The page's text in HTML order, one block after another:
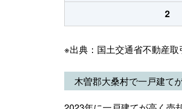
2
※出典：国土交通省不動産取
木曽郡大桑村で一戸建て